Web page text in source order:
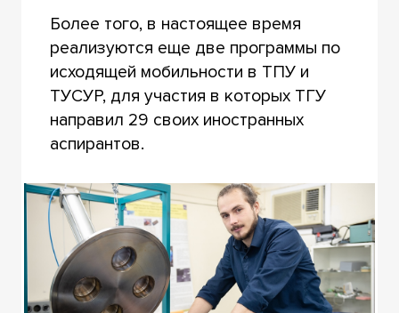
Более того, в настоящее время
реализуются еще две программы по
исходящей мобильности в ТПУ и
ТУСУР, для участия в которых ТГУ
направил 29 своих иностранных
аспирантов.